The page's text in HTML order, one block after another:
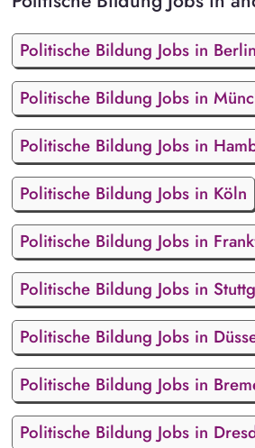
Politische Bildung Jobs in Berlin
Politische Bildung Jobs in
Politische Bildung Jobs in
Politische Bildung Jobs in Köln
Politische Bildung Jobs in
Politische Bildung Jobs in
Politische Bildung Jobs in
Politische Bildung Jobs in
Politische Bildung Jobs in